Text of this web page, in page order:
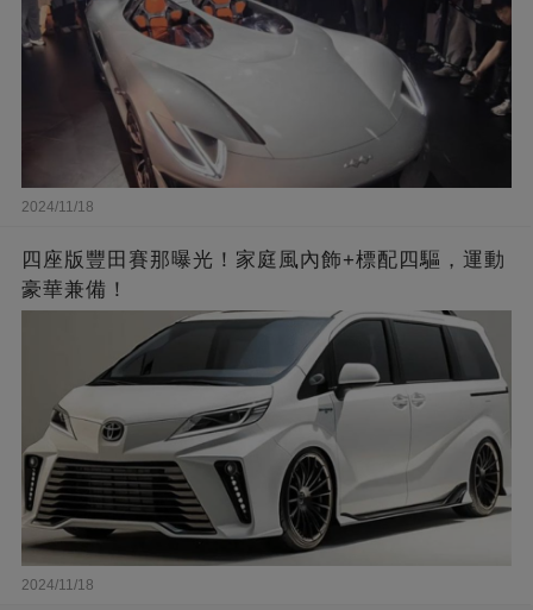
2024/11/18
四座版豐田賽那曝光！家庭風內飾+標配四驅，運動
豪華兼備！
2024/11/18